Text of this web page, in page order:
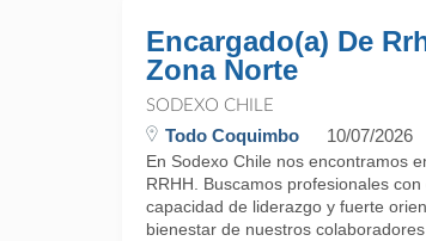
Encargado(a) De
Zona Norte
SODEXO CHILE
Todo Coquimbo 10/07/2026
En Sodexo Chile nos encontramos
RRHH. Buscamos profesionales
capacidad de liderazgo y fuerte
bienestar de nuestros